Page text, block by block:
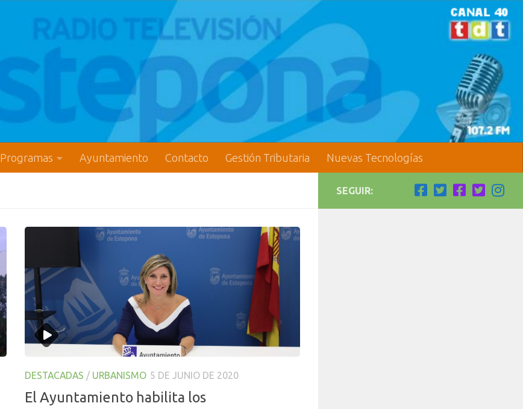
Programas Ayuntamiento Contacto Gestión Tributaria Nuevas Tecnologías
DESTACADAS / URBANISMO 5 DE JUNIO DE 2020
El Ayuntamiento habilita los
SEGUIR: